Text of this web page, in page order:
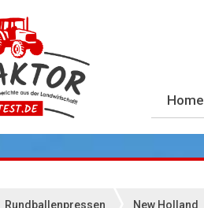
Home
Rundballenpressen New Holland